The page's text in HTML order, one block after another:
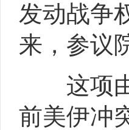
发动战争
来，参议
这项由
前美伊冲